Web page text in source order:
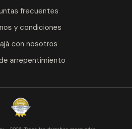
frecuentes
y condiciones
con nosotros
arrepentimiento